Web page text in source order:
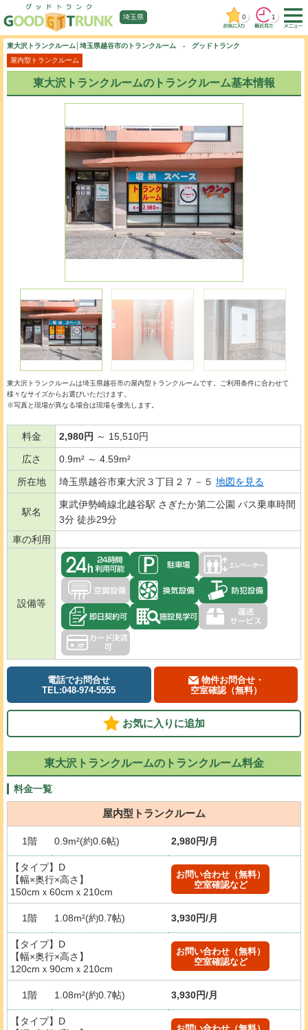
埼玉県 0 1
東大沢トランクルーム│埼玉県越谷市のトランクルーム - グッドトランク
屋内型トランクルーム
東大沢トランクルームのトランクルーム基本情報
東大沢トランクルームは埼玉県越谷市の屋内型トランクルームです。ご利用条件に合わせて
様々なサイズからお選びいただけます。
※写真と現場が異なる場合は現場を優先します。
料金 2,980円 ～ 15,510円
広さ 0.9m² ～ 4.59m²
所在地 埼玉県越谷市東大沢３丁目２７－５ 地図を見る
駅名
東武伊勢崎線北越谷駅 さぎたか第二公園 バス乗車時間
3分 徒歩29分
車の利用
設備等
電話でお問合せ
TEL:048-974-5555
物件お問合せ・
空室確認（無料）
お気に入りに追加
東大沢トランクルームのトランクルーム料金
料金一覧
屋内型トランクルーム
1階 0.9m²(約0.6帖) 2,980円/月
【タイプ】D
【幅×奥行×高さ】
150cmｘ60cmｘ210cm
お問い合わせ（無料）
空室確認など
1階 1.08m²(約0.7帖) 3,930円/月
【タイプ】D
【幅×奥行×高さ】
120cmｘ90cmｘ210cm
お問い合わせ（無料）
空室確認など
1階 1.08m²(約0.7帖) 3,930円/月
【タイプ】D